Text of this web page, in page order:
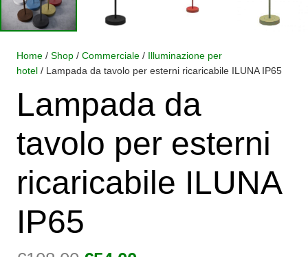
Home / Shop / Commerciale / Illuminazione per
hotel / Lampada da tavolo per esterni ricaricabile ILUNA IP65
Lampada da
tavolo per esterni
ricaricabile ILUNA
IP65